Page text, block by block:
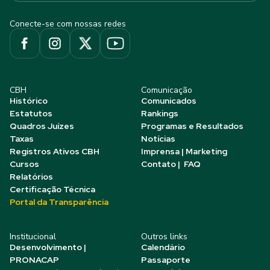
Conecte-se com nossas redes
CBH
Histórico
Estatutos
Quadros Juízes
Taxas
Registros Ativos CBH
Cursos
Relatórios
Certificação Técnica
Portal da Transparência
Comunicação
Comunicados
Rankings
Programas e Resultados
Notícias
Imprensa | Marketing
Contato | FAQ
Institucional
Desenvolvimento |
PRONACAP
Outros links
Calendário
Passaporte